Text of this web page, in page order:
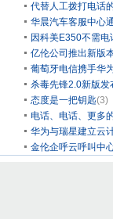
代替人工拨打电话
华晨汽车客服中心
因科美E350不需
亿伦公司推出新版
葡萄牙电信携手华
杀毒先锋2.0新版发
态度是一把钥匙(3)
电话、电话、更多
华为与瑞星建立云
金伦企呼云呼叫中